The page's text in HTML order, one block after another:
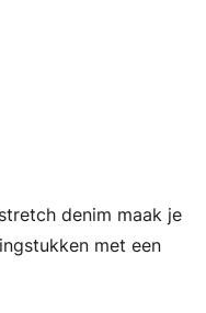
denim maak je
met een